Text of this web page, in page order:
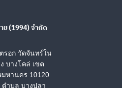
(1994) จำกัด
รอก วัดจันทร์ใน
บางโคล่ เขต
มหานคร 10120
ตำบล บางปลา